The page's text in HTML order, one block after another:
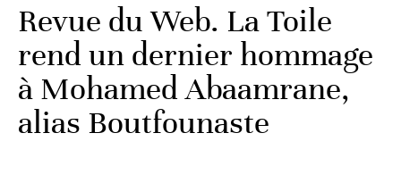
Revue du Web. La Toile
rend un dernier hommage
à Mohamed Abaamrane,
alias Boutfounaste